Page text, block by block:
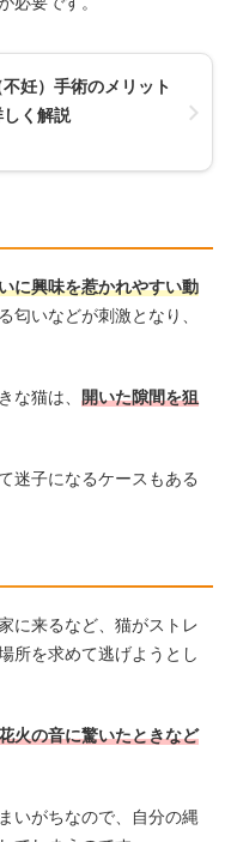
妊）手術のメリット
く解説
に興味を惹かれやすい動
匂いなどが刺激となり、
な猫は、 開いた隙間を狙
迷子になるケースもある
に来るなど、猫がストレ
所を求めて逃げようとし
火の音に驚いたときなど
いがちなので、自分の縄